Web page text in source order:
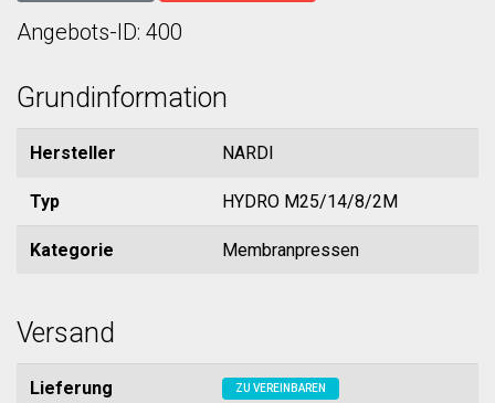
Angebots-ID: 400
Grundinformation
Hersteller NARDI
Typ HYDRO M25/14/8/2M
Kategorie Membranpressen
Versand
Lieferung ZU VEREINBAREN